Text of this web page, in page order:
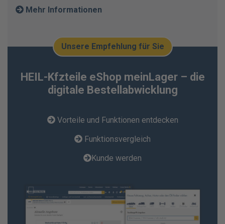
Mehr Informationen
Unsere Empfehlung für Sie
HEIL-Kfzteile eShop meinLager – die
digitale Bestellabwicklung
Vorteile und Funktionen entdecken
Funktionsvergleich
Kunde werden